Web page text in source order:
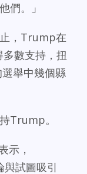
們。」
，Trump在
數支持，扭
舉中幾個縣
Trump。
示，
試圖吸引